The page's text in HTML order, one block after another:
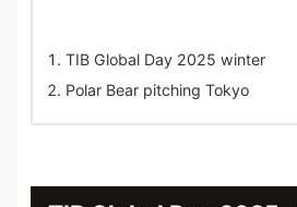
TIB Global Day 2025 winter
Polar Bear pitching Tokyo